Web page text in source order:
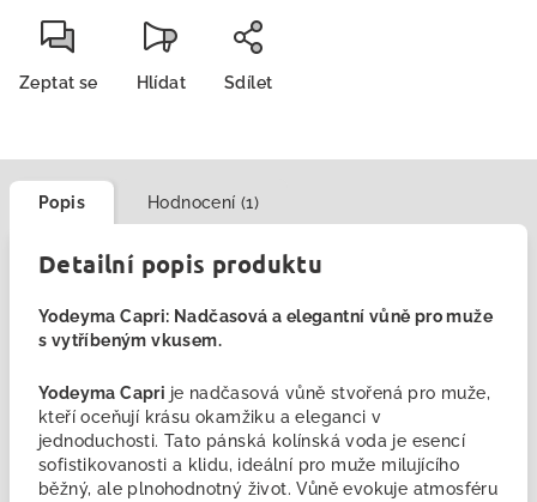
Zeptat se Hlídat Sdílet
Popis Hodnocení (1)
Detailní popis produktu
Yodeyma Capri: Nadčasová a elegantní vůně pro muže
s vytříbeným vkusem.
Yodeyma Capri je nadčasová vůně stvořená pro muže,
kteří oceňují krásu okamžiku a eleganci v
jednoduchosti. Tato pánská kolínská voda je esencí
sofistikovanosti a klidu, ideální pro muže milujícího
běžný, ale plnohodnotný život. Vůně evokuje atmosféru